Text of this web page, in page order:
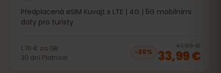
Předplacená eSIM Kuvajt s LTE | 4G | 5G mobilními
daty pro turisty
1,70 € za GB
30 dní Platnost
−20%
41,99 €
33,99 €